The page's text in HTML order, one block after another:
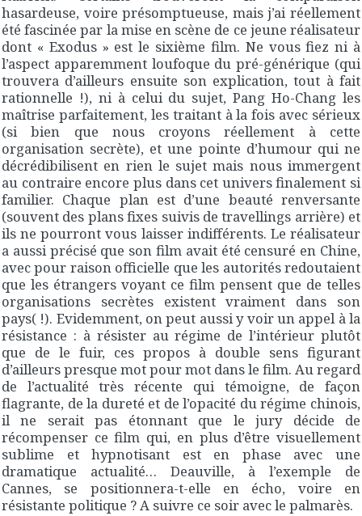
hasardeuse, voire présomptueuse, mais j’ai réellement
été fascinée par la mise en scène de ce jeune réalisateur
dont « Exodus » est le sixième film. Ne vous fiez ni à
l’aspect apparemment loufoque du pré-générique (qui
trouvera d’ailleurs ensuite son explication, tout à fait
rationnelle !), ni à celui du sujet, Pang Ho-Chang les
maîtrise parfaitement, les traitant à la fois avec sérieux
(si bien que nous croyons réellement à cette
organisation secrète), et une pointe d’humour qui ne
décrédibilisent en rien le sujet mais nous immergent
au contraire encore plus dans cet univers finalement si
familier. Chaque plan est d’une beauté renversante
(souvent des plans fixes suivis de travellings arrière) et
ils ne pourront vous laisser indifférents. Le réalisateur
a aussi précisé que son film avait été censuré en Chine,
avec pour raison officielle que les autorités redoutaient
que les étrangers voyant ce film pensent que de telles
organisations secrètes existent vraiment dans son
pays( !). Evidemment, on peut aussi y voir un appel à la
résistance : à résister au régime de l’intérieur plutôt
que de le fuir, ces propos à double sens figurant
d’ailleurs presque mot pour mot dans le film. Au regard
de l’actualité très récente qui témoigne, de façon
flagrante, de la dureté et de l’opacité du régime chinois,
il ne serait pas étonnant que le jury décide de
récompenser ce film qui, en plus d’être visuellement
sublime et hypnotisant est en phase avec une
dramatique actualité… Deauville, à l’exemple de
Cannes, se positionnera-t-elle en écho, voire en
résistante politique ? A suivre ce soir avec le palmarès.